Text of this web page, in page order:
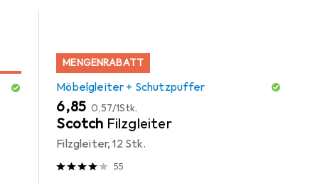
MENGENRABATT
Möbelgleiter + Schutzpuffer
EUR
6,85 EUR
0,57/1Stk.
Scotch Filzgleiter
Filzgleiter, 12 Stk.
55